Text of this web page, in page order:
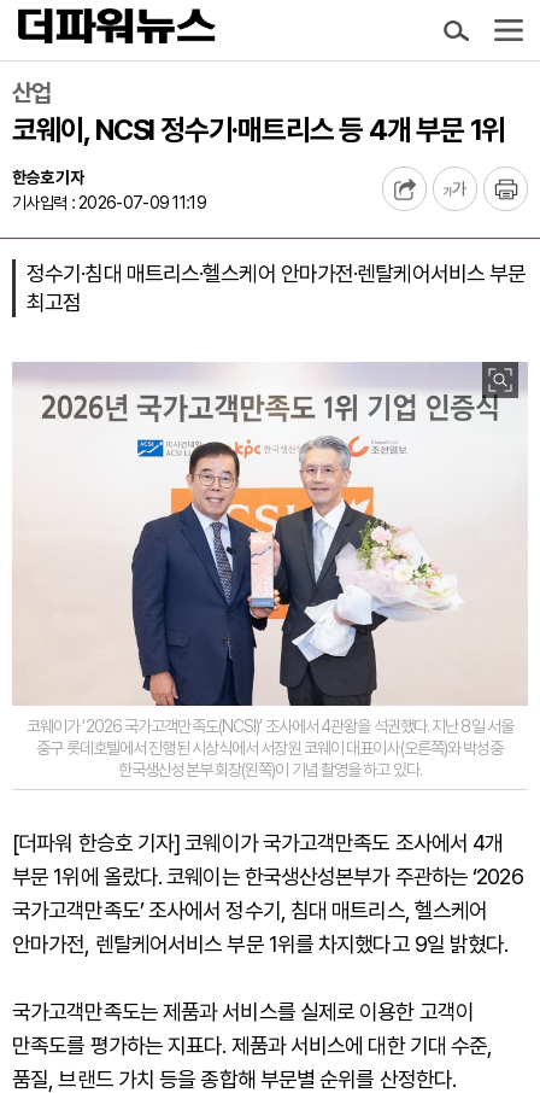
산업
코웨이, NCSI 정수기·매트리스 등 4개 부문 1위
한승호 기자
기사입력 : 2026-07-09 11:19
정수기·침대 매트리스·헬스케어 안마가전·렌탈케어서비스 부문
최고점
코웨이가 ‘2026 국가고객만족도(NCSI)’ 조사에서 4관왕을 석권했다. 지난 8일 서울
중구 롯데호텔에서 진행된 시상식에서 서장원 코웨이 대표이사(오른쪽)와 박성중
한국생산성본부 회장(왼쪽)이 기념 촬영을 하고 있다.
[더파워 한승호 기자] 코웨이가 국가고객만족도 조사에서 4개
부문 1위에 올랐다. 코웨이는 한국생산성본부가 주관하는 ‘2026
국가고객만족도’ 조사에서 정수기, 침대 매트리스, 헬스케어
안마가전, 렌탈케어서비스 부문 1위를 차지했다고 9일 밝혔다.
국가고객만족도는 제품과 서비스를 실제로 이용한 고객이
만족도를 평가하는 지표다. 제품과 서비스에 대한 기대 수준,
품질, 브랜드 가치 등을 종합해 부문별 순위를 산정한다.